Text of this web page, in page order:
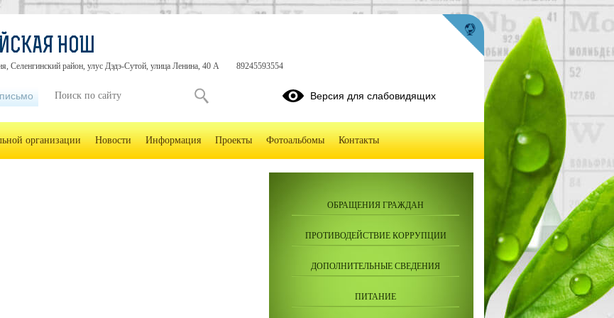
ОБРАЩЕНИЯ ГРАЖДАН
ПРОТИВОДЕЙСТВИЕ КОРРУПЦИИ
ДОПОЛНИТЕЛЬНЫЕ СВЕДЕНИЯ
ПИТАНИЕ
НОШ
Селенгинский район, улус Дэдэ-Сутой, улица Ленина, 40 А 89245593554
Версия для слабовидящих
организации Новости Информация Проекты Фотоальбомы Контакты